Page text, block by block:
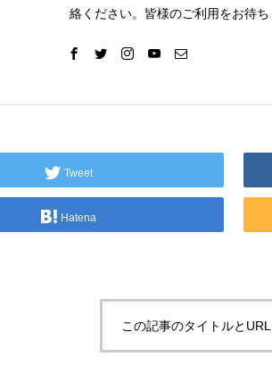
絡ください。皆様のご利用をお待
Tweet
Hatena
この記事のタイトルと